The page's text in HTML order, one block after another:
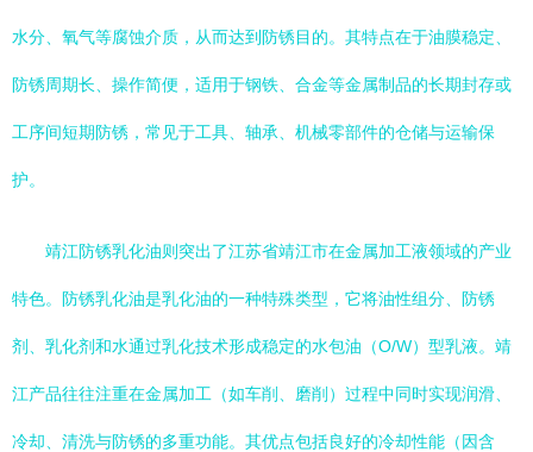
水分、氧气等腐蚀介质，从而达到防锈目的。其特点在于油膜稳定、
防锈周期长、操作简便，适用于钢铁、合金等金属制品的长期封存或
工序间短期防锈，常见于工具、轴承、机械零部件的仓储与运输保
护。
靖江防锈乳化油则突出了江苏省靖江市在金属加工液领域的产业
特色。防锈乳化油是乳化油的一种特殊类型，它将油性组分、防锈
剂、乳化剂和水通过乳化技术形成稳定的水包油（O/W）型乳液。靖
江产品往往注重在金属加工（如车削、磨削）过程中同时实现润滑、
冷却、清洗与防锈的多重功能。其优点包括良好的冷却性能（因含